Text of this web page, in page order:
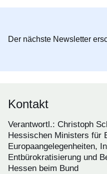
Der nächste Newsletter
Kontakt
Verantwortl.: Christoph
Hessischen Ministers für
Europaangelegenheiten,
Entbürokratisierung und
Hessen beim Bund